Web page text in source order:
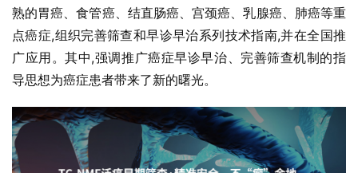
熟的胃癌、食管癌、结直肠癌、宫颈癌、乳腺癌、肺癌等重
点癌症,组织完善筛查和早诊早治系列技术指南,并在全国推
广应用。其中,强调推广癌症早诊早治、完善筛查机制的指
导思想为癌症患者带来了新的曙光。